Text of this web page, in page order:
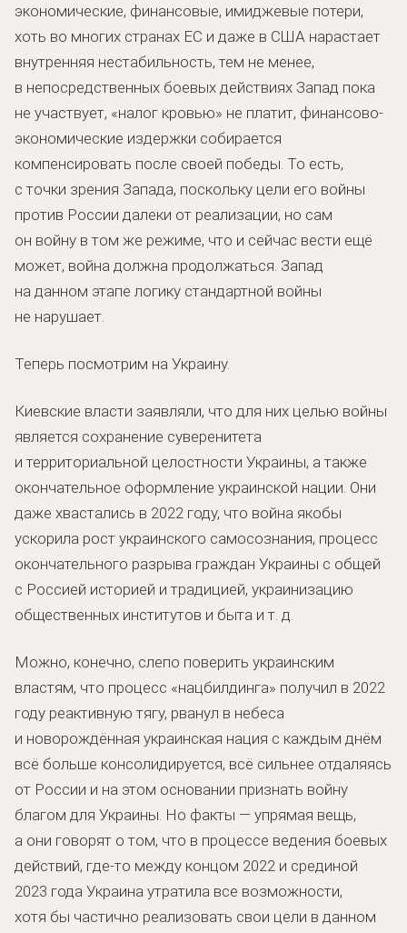
экономические, финансовые, имиджевые потери,
хоть во многих странах ЕС и даже в США нарастает
внутренняя нестабильность, тем не менее,
в непосредственных боевых действиях Запад пока
не участвует, «налог кровью» не платит, финансово-
экономические издержки собирается
компенсировать после своей победы. То есть,
с точки зрения Запада, поскольку цели его войны
против России далеки от реализации, но сам
он войну в том же режиме, что и сейчас вести ещё
может, война должна продолжаться. Запад
на данном этапе логику стандартной войны
не нарушает.
Теперь посмотрим на Украину.
Киевские власти заявляли, что для них целью войны
является сохранение суверенитета
и территориальной целостности Украины, а также
окончательное оформление украинской нации. Они
даже хвастались в 2022 году, что война якобы
ускорила рост украинского самосознания, процесс
окончательного разрыва граждан Украины с общей
с Россией историей и традицией, украинизацию
общественных институтов и быта и т. д.
Можно, конечно, слепо поверить украинским
властям, что процесс «нацбилдинга» получил в 2022
году реактивную тягу, рванул в небеса
и новорождённая украинская нация с каждым днём
всё больше консолидируется, всё сильнее отдаляясь
от России и на этом основании признать войну
благом для Украины. Но факты — упрямая вещь,
а они говорят о том, что в процессе ведения боевых
действий, где-то между концом 2022 и срединой
2023 года Украина утратила все возможности,
хотя бы частично реализовать свои цели в данном